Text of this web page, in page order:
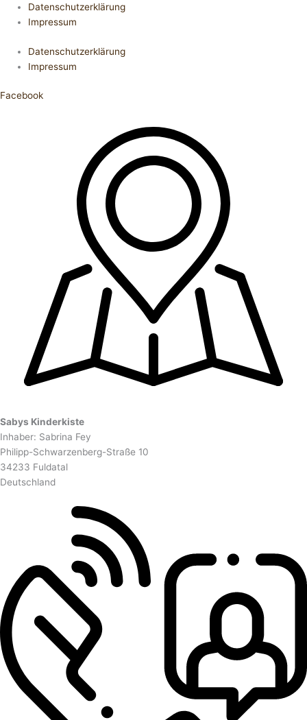
Datenschutzerklärung
Impressum
Datenschutzerklärung
Impressum
Facebook
Sabys Kinderkiste
Inhaber: Sabrina Fey
Philipp-Schwarzenberg-Straße 10
34233 Fuldatal
Deutschland